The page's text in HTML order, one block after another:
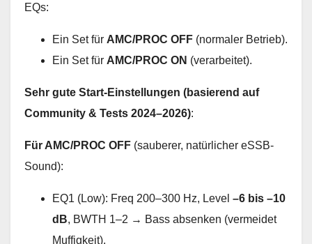
EQs:
Ein Set für AMC/PROC OFF (normaler Betrieb).
Ein Set für AMC/PROC ON (verarbeitet).
Sehr gute Start-Einstellungen (basierend auf
Community & Tests 2024–2026):
Für AMC/PROC OFF (sauberer, natürlicher eSSB-
Sound):
EQ1 (Low): Freq 200–300 Hz, Level –6 bis –10
dB, BWTH 1–2 → Bass absenken (vermeidet
Muffigkeit).